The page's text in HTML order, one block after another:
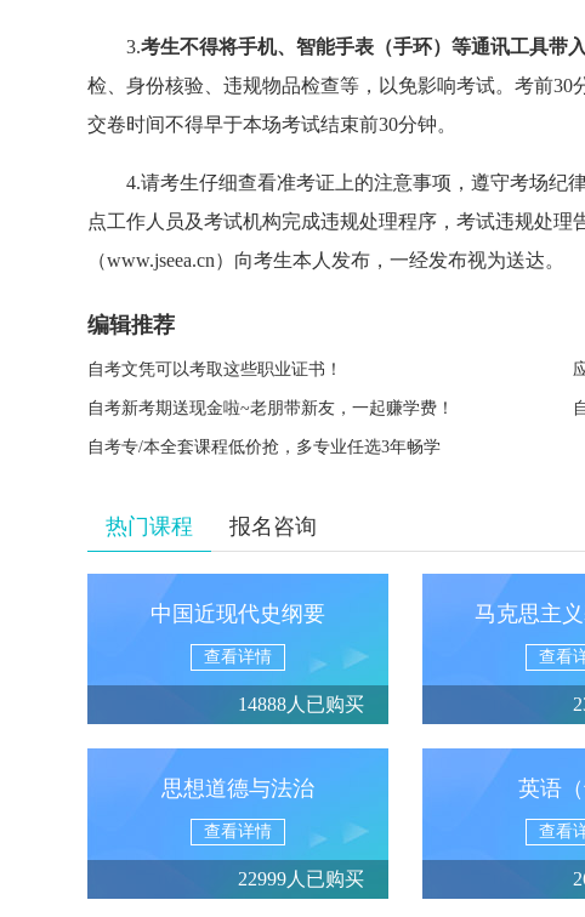
3.考生不得将手机、智能手表（手环）等通讯工具带入
检、身份核验、违规物品检查等，以免影响考试。考前30
交卷时间不得早于本场考试结束前30分钟。
4.请考生仔细查看准考证上的注意事项，遵守考场纪
点工作人员及考试机构完成违规处理程序，考试违规处
（www.jseea.cn）向考生本人发布，一经发布视为送达。
编辑推荐
自考文凭可以考取这些职业证书！
自考新考期送现金啦~老朋带新友，一起赚学费！
自考专/本全套课程低价抢，多专业任选3年畅学
热门课程 报名咨询
中国近现代史纲要
查看详情
14888人已购买
马克思主
查看
思想道德与法治
查看详情
22999人已购买
英语（
查看